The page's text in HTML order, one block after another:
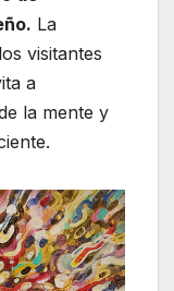
La
visitantes
a
la mente y